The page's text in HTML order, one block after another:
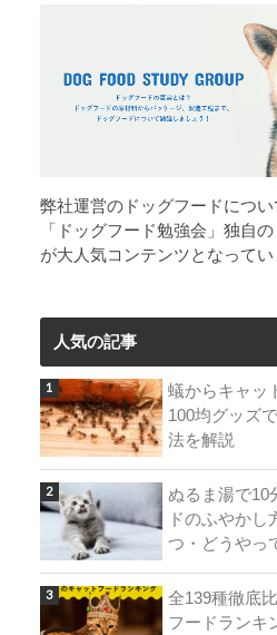
弊社運営のドッグフードにつ
「ドッグフード勉強会」独自
が大人気コンテンツとなってい
人気の記事
蟻からキャッ
100均グッズ
法を解説
ぬるま湯で10
ドのふやかし
つ・どうやっ
全139種徹底
フードランキ